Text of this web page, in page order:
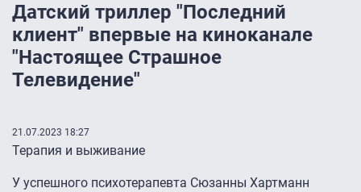
Датский триллер "Последний
клиент" впервые на киноканале
"Настоящее Страшное
Телевидение"
21.07.2023 18:27
Терапия и выживание
У успешного психотерапевта Сюзанны Хартманн